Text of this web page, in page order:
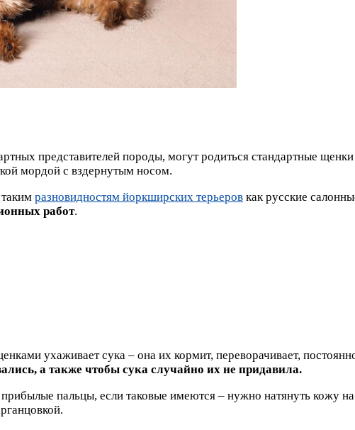
представителей породы, могут родиться стандартные
мордой с вздернутым носом.
разновидностям йоркширских терьеров как русские
работ.
ухаживает сука – она их кормит, переворачивает,
а также чтобы сука случайно их не придавила.
пальцы, если таковые имеются – нужно натянуть кожу